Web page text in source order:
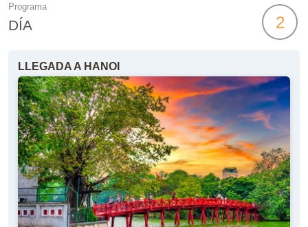
Programa
DÍA 2
LLEGADA A HANOI